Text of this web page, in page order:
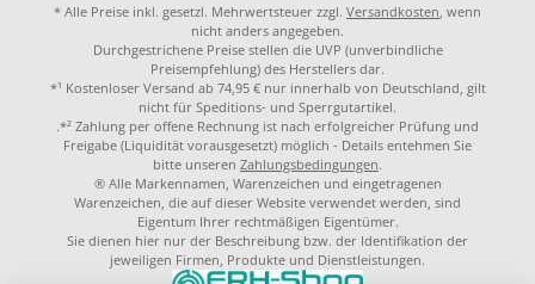
* Alle Preise inkl. gesetzl. Mehrwertsteuer zzgl. Versandkosten, wenn
nicht anders angegeben.
Durchgestrichene Preise stellen die UVP (unverbindliche
Preisempfehlung) des Herstellers dar.
*¹ Kostenloser Versand ab 74,95 € nur innerhalb von Deutschland, gilt
nicht für Speditions- und Sperrgutartikel.
.*² Zahlung per offene Rechnung ist nach erfolgreicher Prüfung und
Freigabe (Liquidität vorausgesetzt) möglich - Details entehmen Sie
bitte unseren Zahlungsbedingungen.
® Alle Markennamen, Warenzeichen und eingetragenen
Warenzeichen, die auf dieser Website verwendet werden, sind
Eigentum Ihrer rechtmäßigen Eigentümer.
Sie dienen hier nur der Beschreibung bzw. der Identifikation der
jeweiligen Firmen, Produkte und Dienstleistungen.